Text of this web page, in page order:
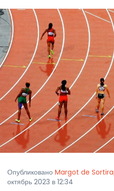
Опубликовано Margot de
октябрь 2023 в 12:34